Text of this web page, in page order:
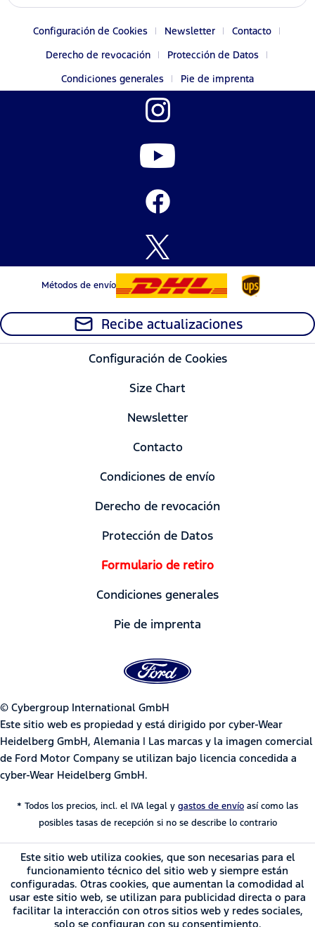
Configuración de Cookies Newsletter
Contacto
Derecho de revocación
Protección de Datos
Condiciones generales
Pie de imprenta
Métodos de envío
Recibe actualizaciones
Configuración de Cookies
Size Chart
Newsletter
Contacto
Condiciones de envío
Derecho de revocación
Protección de Datos
Formulario de retiro
Condiciones generales
Pie de imprenta
© Cybergroup International GmbH
Este sitio web es propiedad y está dirigido por cyber-Wear
Heidelberg GmbH, Alemania | Las marcas y la imagen comercial
de Ford Motor Company se utilizan bajo licencia concedida a
cyber-Wear Heidelberg GmbH.
* Todos los precios, incl. el IVA legal y gastos de envío así como las
posibles tasas de recepción si no se describe lo contrario
Este sitio web utiliza cookies, que son necesarias para el
funcionamiento técnico del sitio web y siempre están
configuradas. Otras cookies, que aumentan la comodidad al
usar este sitio web, se utilizan para publicidad directa o para
facilitar la interacción con otros sitios web y redes sociales,
solo se configuran con su consentimiento.